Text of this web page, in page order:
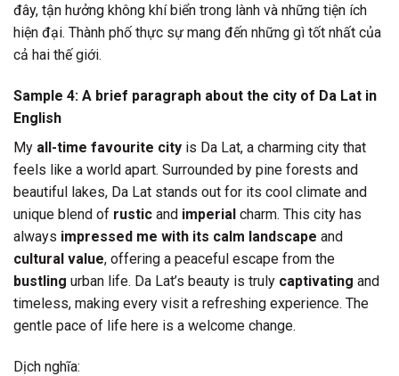
đây, tận hưởng không khí biển trong lành và những tiện ích
hiện đại. Thành phố thực sự mang đến những gì tốt nhất của
cả hai thế giới.
Sample 4: A brief paragraph about the city of Da Lat in
English
My all-time favourite city is Da Lat, a charming city that
feels like a world apart. Surrounded by pine forests and
beautiful lakes, Da Lat stands out for its cool climate and
unique blend of rustic and imperial charm. This city has
always impressed me with its calm landscape and
cultural value, offering a peaceful escape from the
bustling urban life. Da Lat’s beauty is truly captivating and
timeless, making every visit a refreshing experience. The
gentle pace of life here is a welcome change.
Dịch nghĩa: